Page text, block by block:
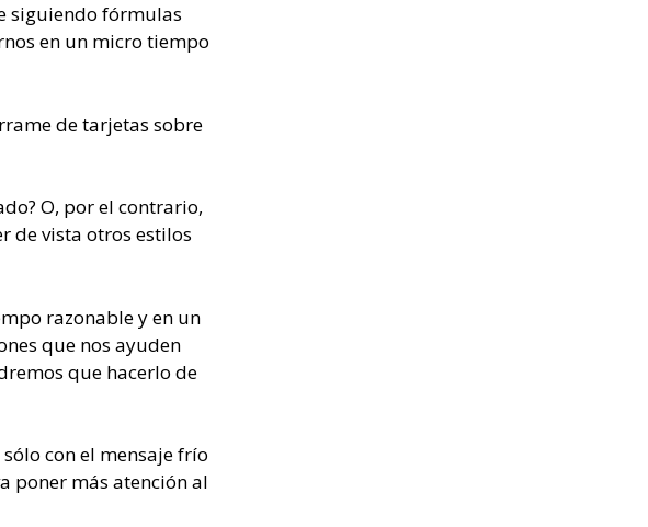
siguiendo fórmulas
en un micro tiempo
de tarjetas sobre
O, por el contrario,
de vista otros estilos
razonable y en un
que nos ayuden
que hacerlo de
con el mensaje frío
poner más atención al